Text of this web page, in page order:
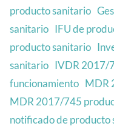
producto sanitario
sanitario IFU de
producto sanitario
sanitario IVDR 2017/
funcionamiento MDR
MDR 2017/745
notificado de producto